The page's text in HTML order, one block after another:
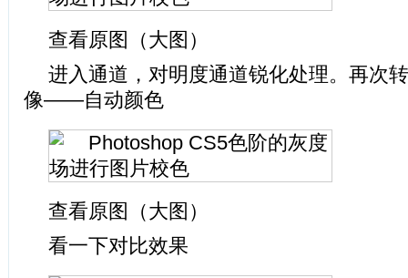
查看原图（大图）
进入通道，对明度通道锐化处理。再次
像——自动颜色
查看原图（大图）
看一下对比效果